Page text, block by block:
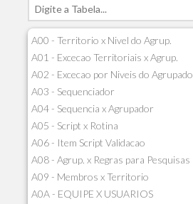
A00 - Territorio x Nivel do Agrup.
A01 - Excecao Territoriais x Agrup.
A02 - Excecao por Niveis do Agrupado
A03 - Sequenciador
A04 - Sequencia x Agrupador
A05 - Script x Rotina
A06 - Item Script Validacao
A08 - Agrup. x Regras para Pesquisas
A09 - Membros x Territorio
A0A - EQUIPE X USUARIOS